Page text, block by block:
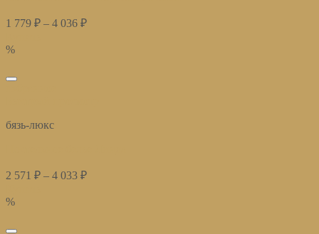
1 779 ₽ – 4 036 ₽
%
бязь-люкс
2 571 ₽ – 4 033 ₽
%